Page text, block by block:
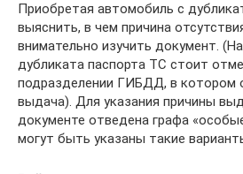
Приобретая автомобиль с
выяснить, в чем причина
внимательно изучить документ.
дубликата паспорта ТС стоит
подразделении ГИБДД, в котором
выдача). Для указания причины
документе отведена графа
могут быть указаны такие